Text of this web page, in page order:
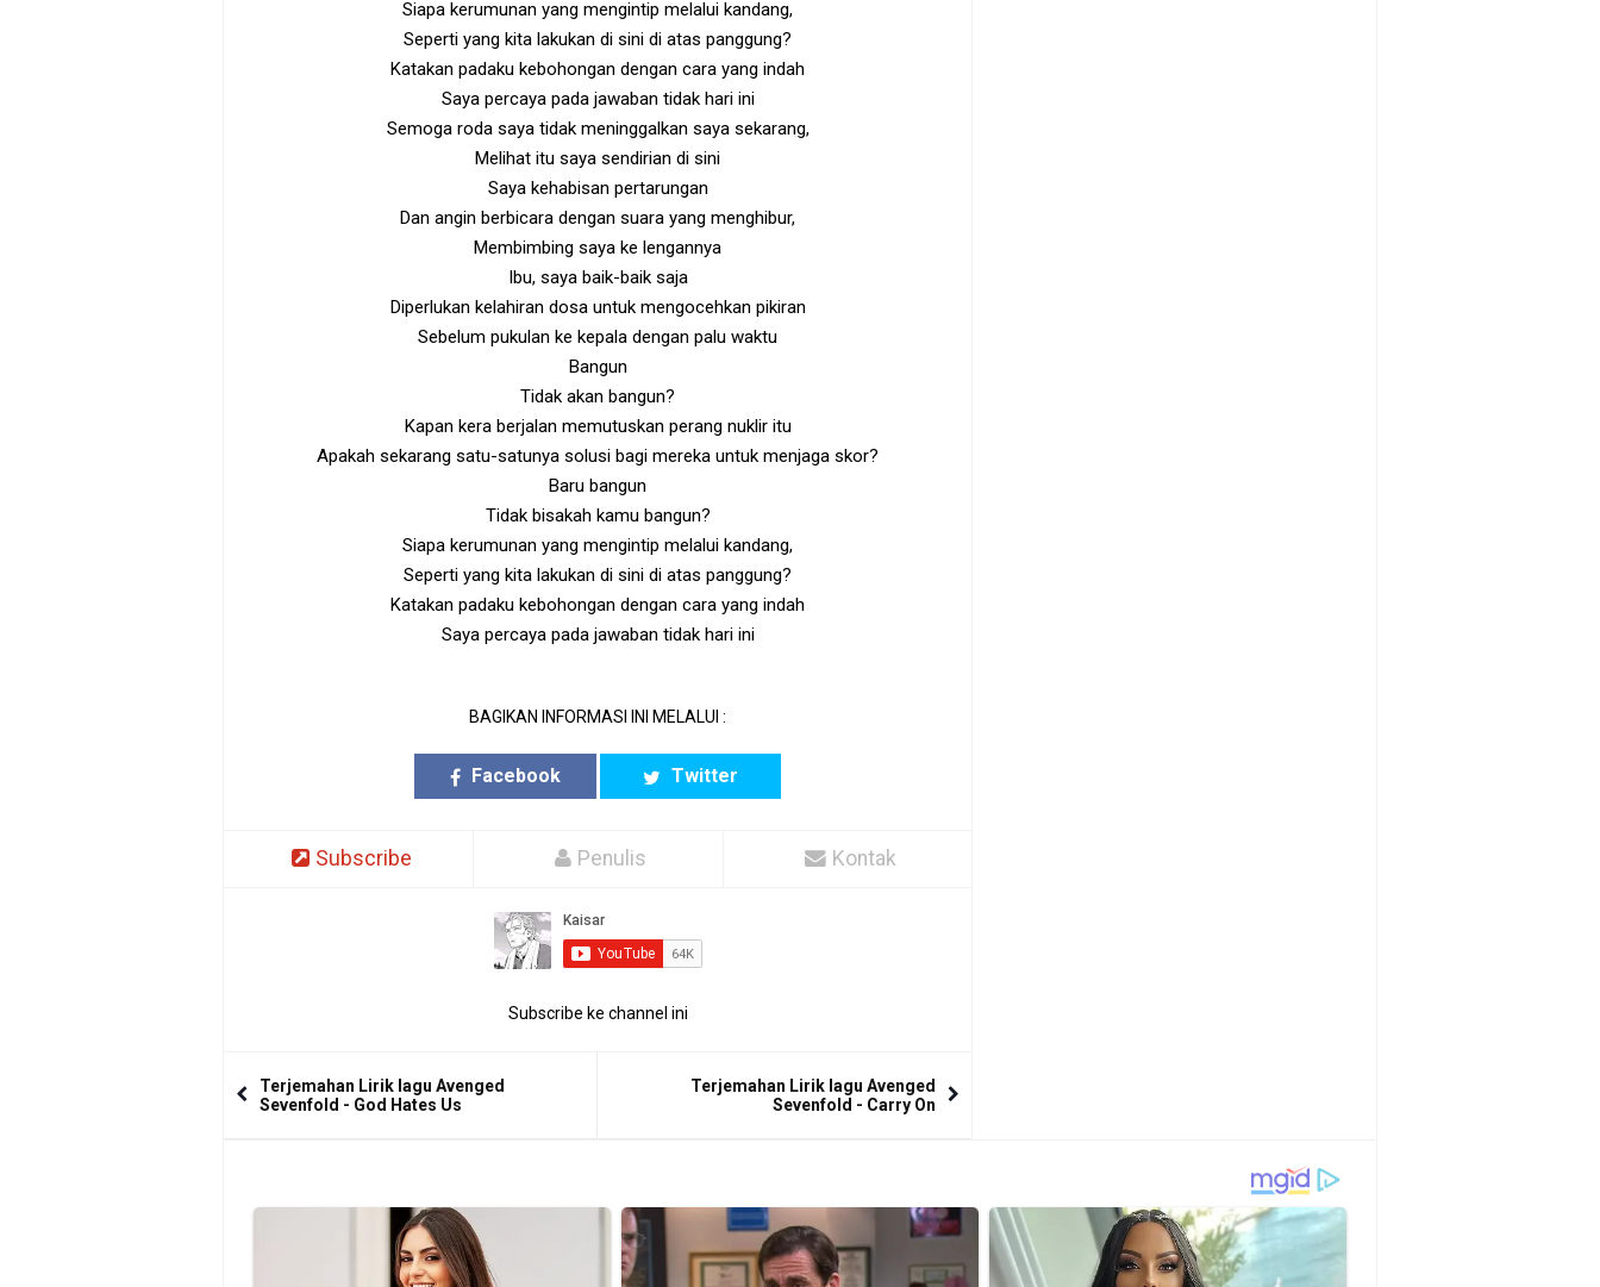
Siapa kerumunan yang mengintip melalui kandang,
Seperti yang kita lakukan di sini di atas panggung?
Katakan padaku kebohongan dengan cara yang indah
Saya percaya pada jawaban tidak hari ini
Semoga roda saya tidak meninggalkan saya sekarang,
Melihat itu saya sendirian di sini
Saya kehabisan pertarungan
Dan angin berbicara dengan suara yang menghibur,
Membimbing saya ke lengannya
Ibu, saya baik-baik saja
Diperlukan kelahiran dosa untuk mengocehkan pikiran
Sebelum pukulan ke kepala dengan palu waktu
Bangun
Tidak akan bangun?
Kapan kera berjalan memutuskan perang nuklir itu
Apakah sekarang satu-satunya solusi bagi mereka untuk menjaga skor?
Baru bangun
Tidak bisakah kamu bangun?
Siapa kerumunan yang mengintip melalui kandang,
Seperti yang kita lakukan di sini di atas panggung?
Katakan padaku kebohongan dengan cara yang indah
Saya percaya pada jawaban tidak hari ini
BAGIKAN INFORMASI INI MELALUI :
Facebook Twitter
Subscribe Penulis Kontak
Subscribe ke channel ini
Terjemahan Lirik lagu Avenged
Sevenfold - God Hates Us
Terjemahan Lirik lagu Avenged
Sevenfold - Carry On